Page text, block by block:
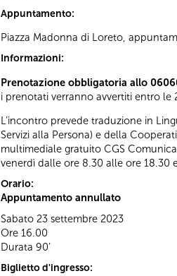
Appuntamento:
Piazza Madonna di Loreto,
Informazioni:
Prenotazione obbligatoria allo
i prenotati verranno avvertiti entro le
L’incontro prevede traduzione in
Servizi alla Persona) e della
multimediale gratuito CGS
venerdì dalle ore 8.30 alle ore 18.30
Orario:
Appuntamento annullato
Sabato 23 settembre 2023
Ore 16.00
Durata 90’
Biglietto d'ingresso: